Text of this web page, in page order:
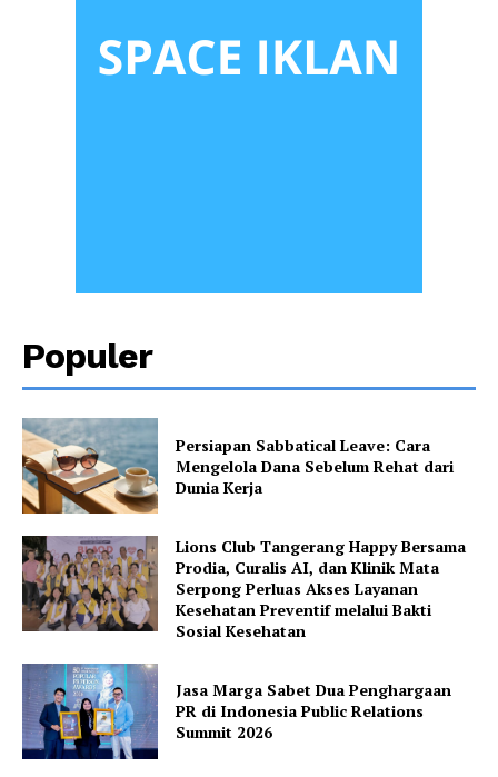
Populer
Persiapan Sabbatical Leave: Cara
Mengelola Dana Sebelum Rehat dari
Dunia Kerja
Lions Club Tangerang Happy Bersama
Prodia, Curalis AI, dan Klinik Mata
Serpong Perluas Akses Layanan
Kesehatan Preventif melalui Bakti
Sosial Kesehatan
Jasa Marga Sabet Dua Penghargaan
PR di Indonesia Public Relations
Summit 2026